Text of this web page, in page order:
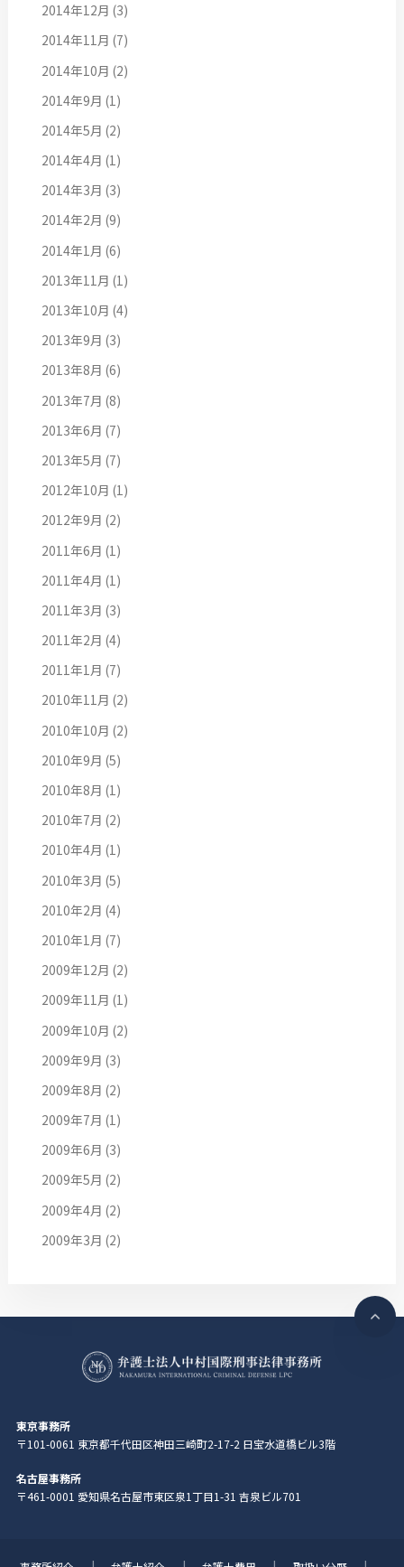
2014年12月 (3)
2014年11月 (7)
2014年10月 (2)
2014年9月 (1)
2014年5月 (2)
2014年4月 (1)
2014年3月 (3)
2014年2月 (9)
2014年1月 (6)
2013年11月 (1)
2013年10月 (4)
2013年9月 (3)
2013年8月 (6)
2013年7月 (8)
2013年6月 (7)
2013年5月 (7)
2012年10月 (1)
2012年9月 (2)
2011年6月 (1)
2011年4月 (1)
2011年3月 (3)
2011年2月 (4)
2011年1月 (7)
2010年11月 (2)
2010年10月 (2)
2010年9月 (5)
2010年8月 (1)
2010年7月 (2)
2010年4月 (1)
2010年3月 (5)
2010年2月 (4)
2010年1月 (7)
2009年12月 (2)
2009年11月 (1)
2009年10月 (2)
2009年9月 (3)
2009年8月 (2)
2009年7月 (1)
2009年6月 (3)
2009年5月 (2)
2009年4月 (2)
2009年3月 (2)
東京事務所
〒101-0061 東京都千代田区神田三崎町2-17-2 日宝水道橋ビル3階
名古屋事務所
〒461-0001 愛知県名古屋市東区泉1丁目1-31 吉泉ビル701